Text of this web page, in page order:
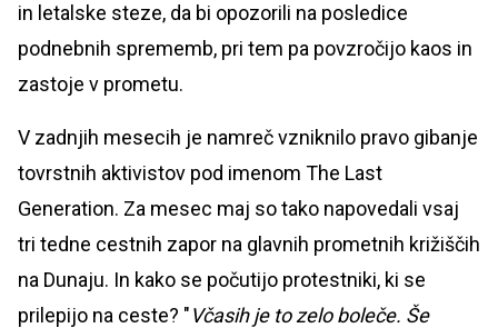
in letalske steze, da bi opozorili na posledice
podnebnih sprememb, pri tem pa povzročijo kaos in
zastoje v prometu.
V zadnjih mesecih je namreč vzniknilo pravo gibanje
tovrstnih aktivistov pod imenom The Last
Generation. Za mesec maj so tako napovedali vsaj
tri tedne cestnih zapor na glavnih prometnih križiščih
na Dunaju. In kako se počutijo protestniki, ki se
prilepijo na ceste? "Včasih je to zelo boleče. Še